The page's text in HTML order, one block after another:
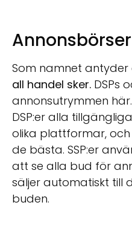
Annonsbörser
Som namnet
all handel sker. DSPs
annonsutrymmen
DSP:er alla
olika plattformar,
de bästa. SSP:er
att se alla bud för
säljer automatiskt till
buden.